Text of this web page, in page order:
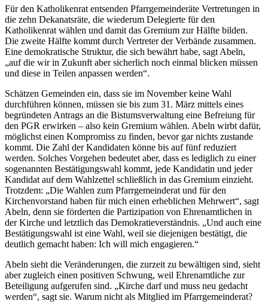
Für den Katholikenrat entsenden Pfarrgemeinderäte Vertretungen in
die zehn Dekanatsräte, die wiederum Delegierte für den
Katholikenrat wählen und damit das Gremium zur Hälfte bilden.
Die zweite Hälfte kommt durch Vertreter der Verbände zusammen.
Eine demokratische Struktur, die sich bewährt habe, sagt Abeln,
„auf die wir in Zukunft aber sicherlich noch einmal blicken müssen
und diese in Teilen anpassen werden“.
Schätzen Gemeinden ein, dass sie im November keine Wahl
durchführen können, müssen sie bis zum 31. März mittels eines
begründeten Antrags an die Bistumsverwaltung eine Befreiung für
den PGR erwirken – also kein Gremium wählen. Abeln wirbt dafür,
möglichst einen Kompromiss zu finden, bevor gar nichts zustande
kommt. Die Zahl der Kandidaten könne bis auf fünf reduziert
werden. Solches Vorgehen bedeutet aber, dass es lediglich zu einer
sogenannten Bestätigungswahl kommt, jede Kandidatin und jeder
Kandidat auf dem Wahlzettel schließlich in das Gremium einzieht.
Trotzdem: „Die Wahlen zum Pfarrgemeinderat und für den
Kirchenvorstand haben für mich einen erheblichen Mehrwert“, sagt
Abeln, denn sie förderten die Partizipation von Ehrenamtlichen in
der Kirche und letztlich das Demokratieverständnis. „Und auch eine
Bestätigungswahl ist eine Wahl, weil sie diejenigen bestätigt, die
deutlich gemacht haben: Ich will mich engagieren.“
Abeln sieht die Veränderungen, die zurzeit zu bewältigen sind, sieht
aber zugleich einen positiven Schwung, weil Ehrenamtliche zur
Beteiligung aufgerufen sind. „Kirche darf und muss neu gedacht
werden“, sagt sie. Warum nicht als Mitglied im Pfarrgemeinderat?